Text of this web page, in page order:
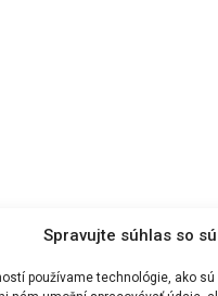
Spravujte súhlas so
používame technológie, ako